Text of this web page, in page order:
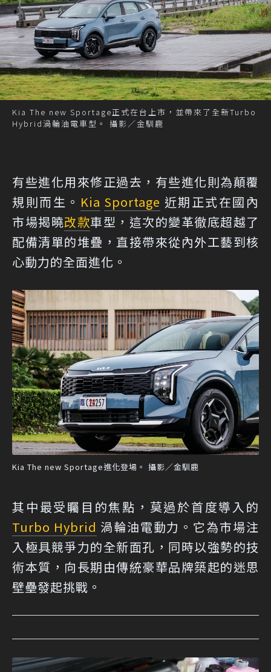
Kia The new Sportage正式在台上市，並帶來了全新Turbo
Hybrid渦輪油電車型。 攝影／金馴鹿
有些進化用來修正過去，有些進化則為顛覆
規則而生。 Kia Sportage 近期正式在國內
市場揭曉改款車型，這次的變革徹底超越了
配備清單的堆疊，直接帶來從內外工藝到核
心動力的全面進化。
Kia The new Sportage進化登場。 攝影／金馴鹿
其中最受矚目的焦點，莫過於首度導入的
Turbo Hybrid 渦輪油電動力。它為市場注
入極具競爭力的全新面孔，同時以強勢的技
術本質，向長期由傳統豪華品牌築起的迷思
壁壘發起挑戰。